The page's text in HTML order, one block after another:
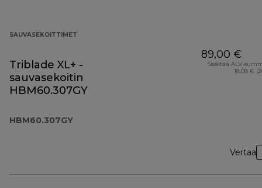
SAUVASEKOITTIMET
Triblade XL+ -
sauvasekoitin
HBM60.307GY
HBM60.307GY
89,00 €
Sisältää ALV-
18,08 €
Vertaa